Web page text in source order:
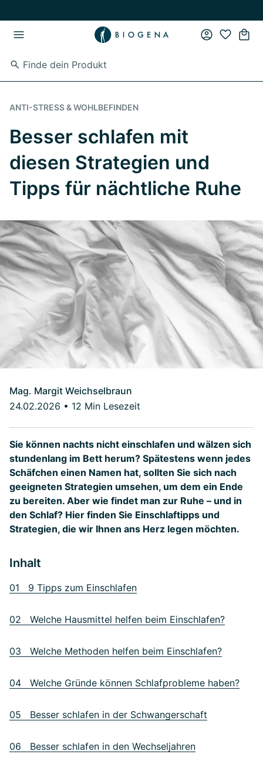
ANTI-STRESS & WOHLBEFINDEN
Besser schlafen mit
diesen Strategien und
Tipps für nächtliche Ruhe
Mag. Margit Weichselbraun
24.02.2026 • 12 Min Lesezeit
Sie können nachts nicht einschlafen und wälzen sich
stundenlang im Bett herum? Spätestens wenn jedes
Schäfchen einen Namen hat, sollten Sie sich nach
geeigneten Strategien umsehen, um dem ein Ende
zu bereiten. Aber wie findet man zur Ruhe – und in
den Schlaf? Hier finden Sie Einschlaftipps und
Strategien, die wir Ihnen ans Herz legen möchten.
Inhalt
01 9 Tipps zum Einschlafen
02 Welche Hausmittel helfen beim Einschlafen?
03 Welche Methoden helfen beim Einschlafen?
04 Welche Gründe können Schlafprobleme haben?
05 Besser schlafen in der Schwangerschaft
06 Besser schlafen in den Wechseljahren